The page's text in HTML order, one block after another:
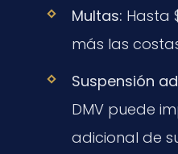
Multas: Hasta
más las
Suspensión
DMV puede
adicional de